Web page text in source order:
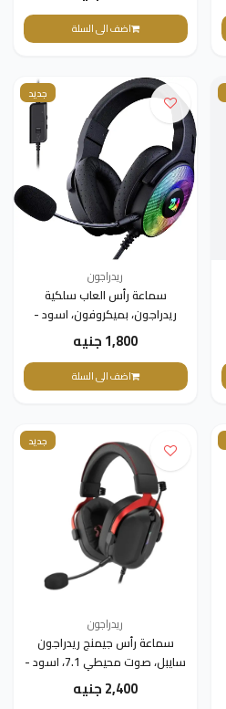
ميكروفون قابل للفصل أسود
اضف الى السلة
جديد
ريدراجون
سماعة رأس العاب سلكية
ريدراجون، بميكروفون، اسود -
H3501,800 جنيه
اضف الى السلة
جديد
ريدراجون
سماعة رأس جيمنج ريدراجون
سايبل، صوت محيطي 7.1، اسود -
H3122,400 جنيه